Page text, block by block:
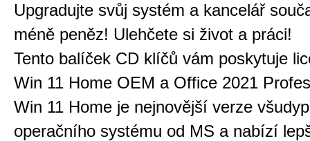
Upgradujte svůj systém a kancelář
méně peněz! Ulehčete si život a práci!
Tento balíček CD klíčů vám poskytuje
Win 11 Home OEM a Office 2021
Win 11 Home je nejnovější verze
operačního systému od MS a nabízí